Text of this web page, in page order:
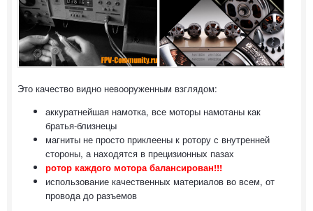
Это качество видно невооруженным взглядом:
аккуратнейшая намотка, все моторы намотаны как
братья-близнецы
магниты не просто приклеены к ротору с внутренней
стороны, а находятся в прецизионных пазах
ротор каждого мотора балансирован!!!
использование качественных материалов во всем, от
провода до разъемов